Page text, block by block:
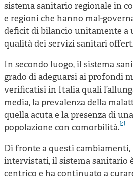
sistema sanitario regionale in
e regioni che hanno mal-
deficit di bilancio unitamente a
qualità dei servizi sanitari
In secondo luogo, il sistema
grado di adeguarsi ai profondi
verificatisi in Italia quali
media, la prevalenza della
quella acuta e la presenza di
popolazione con comorbilità.[4]
Di fronte a questi
intervistati, il sistema sanitario
centrico e ha continuato a